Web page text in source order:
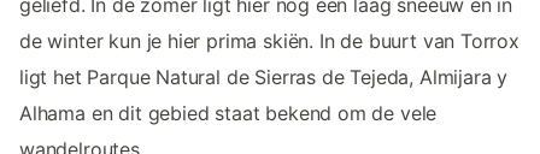
geliefd. In de zomer ligt hier nog een laag sneeuw en in
de winter kun je hier prima skiën. In de buurt van Torrox
ligt het Parque Natural de Sierras de Tejeda, Almijara y
Alhama en dit gebied staat bekend om de vele